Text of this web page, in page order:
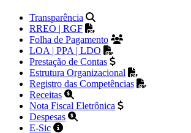
Transparência
RREO | RGF
Folha de Pagamento
LOA | PPA | LDO
Prestação de Contas
Estrutura Organizacional
Registro das Competências
Receitas
Nota Fiscal Eletrônica
Despesas
E-Sic